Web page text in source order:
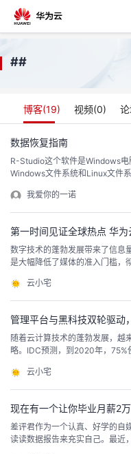
回
个
人
主
页
我
的
开
发
者
我
博
的
我
##
博客(19) 视频(0)
数据恢复指南
R-Studio这个软件是Windows
Windows文件系统和Linux文件
用。文档比较长，但是你看完的
我爱你的一诺
第一时间见证全球热点 华
数字技术的蓬勃发展带来了信息
是大幅降低了媒体的准入门槛，
传媒实验室研究人员曾在一份报
新闻的6倍。而路透研究院2019
云小宅
管理平台与黑科技双轮驱动
随着云计算技术的蓬勃发展，越
略。IDC预测，到2020年，75%
略，企业能够整合公有云和私有
合自身业务发展的IT基础资源，
云小宅
现在有一个让你毕业月薪2万
差评君作为一个认真、好学的自
读读数据报告来充实自己。最近